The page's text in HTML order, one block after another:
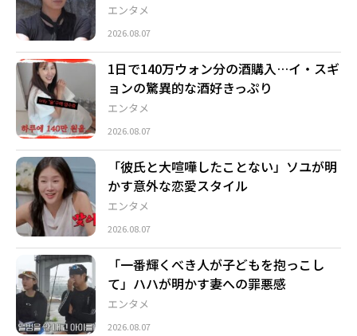
エンタメ
2026.08.07
エンタメ
1日で140万ウォン分の酒購入…イ・スギ
ョンの驚異的な酒好きっぷり
2026.08.07
エンタメ
「彼氏と大喧嘩したことない」ソユが明
かす意外な恋愛スタイル
2026.08.07
エンタメ
「一番輝くべき人が子どもを抱っこし
て」ハハが明かす妻への罪悪感
2026.08.07